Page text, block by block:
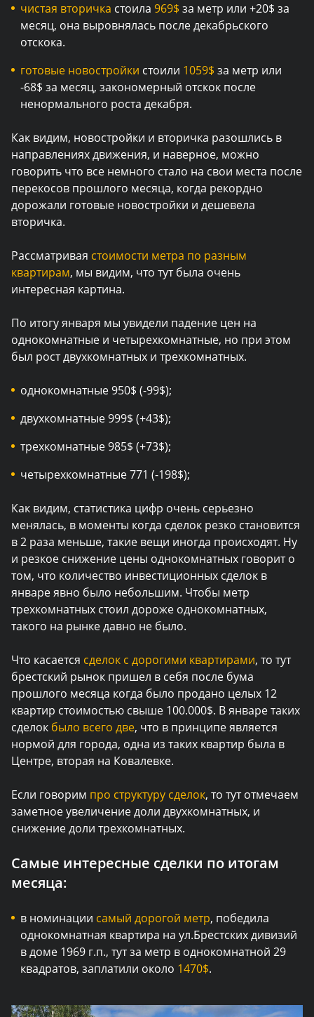
чистая вторичка стоила 969$ за метр или +20$ за
месяц, она выровнялась после декабрьского
отскока.
готовые новостройки стоили 1059$ за метр или
-68$ за месяц, закономерный отскок после
ненормального роста декабря.
Как видим, новостройки и вторичка разошлись в
направлениях движения, и наверное, можно
говорить что все немного стало на свои места после
перекосов прошлого месяца, когда рекордно
дорожали готовые новостройки и дешевела
вторичка.
Рассматривая стоимости метра по разным
квартирам, мы видим, что тут была очень
интересная картина.
По итогу января мы увидели падение цен на
однокомнатные и четырехкомнатные, но при этом
был рост двухкомнатных и трехкомнатных.
однокомнатные 950$ (-99$);
двухкомнатные 999$ (+43$);
трехкомнатные 985$ (+73$);
четырехкомнатные 771 (-198$);
Как видим, статистика цифр очень серьезно
менялась, в моменты когда сделок резко становится
в 2 раза меньше, такие вещи иногда происходят. Ну
и резкое снижение цены однокомнатных говорит о
том, что количество инвестиционных сделок в
январе явно было небольшим. Чтобы метр
трехкомнатных стоил дороже однокомнатных,
такого на рынке давно не было.
Что касается сделок с дорогими квартирами, то тут
брестский рынок пришел в себя после бума
прошлого месяца когда было продано целых 12
квартир стоимостью свыше 100.000$. В январе таких
сделок было всего две, что в принципе является
нормой для города, одна из таких квартир была в
Центре, вторая на Ковалевке.
Если говорим про структуру сделок, то тут отмечаем
заметное увеличение доли двухкомнатных, и
снижение доли трехкомнатных.
Самые интересные сделки по итогам
месяца:
в номинации самый дорогой метр, победила
однокомнатная квартира на ул.Брестских дивизий
в доме 1969 г.п., тут за метр в однокомнатной 29
квадратов, заплатили около 1470$.